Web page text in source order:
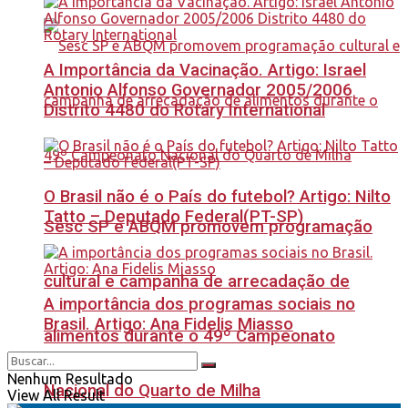
Sesc SP e ABQM promovem programação
cultural e campanha de arrecadação de
alimentos durante o 49º Campeonato
Nacional do Quarto de Milha
A Importância da Vacinação. Artigo: Israel
Antonio Alfonso Governador 2005/2006
Distrito 4480 do Rotary International
O Brasil não é o País do futebol? Artigo: Nilto
Tatto – Deputado Federal(PT-SP)
A importância dos programas sociais no
Brasil. Artigo: Ana Fidelis Miasso
Nenhum Resultado
View All Result